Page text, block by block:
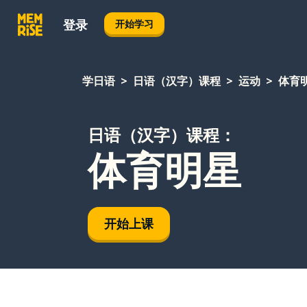
登录 开始学习
学日语 日语（汉字）课程 运动 体育
日语（汉字）课程：
体育明星
开始上课